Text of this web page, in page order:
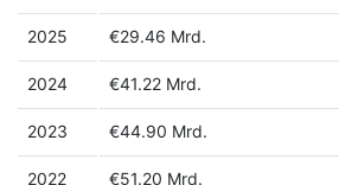
2025 €29.46 Mrd.
2024 €41.22 Mrd.
2023 €44.90 Mrd.
2022 €51.20 Mrd.